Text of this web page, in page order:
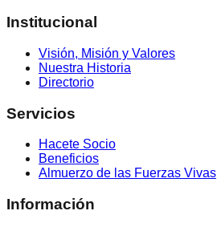
Institucional
Visión, Misión y Valores
Nuestra Historia
Directorio
Servicios
Hacete Socio
Beneficios
Almuerzo de las Fuerzas Vivas
Información